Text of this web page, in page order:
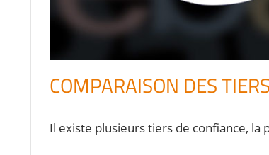
COMPARAISON DES
Il existe plusieurs tiers de confiance,